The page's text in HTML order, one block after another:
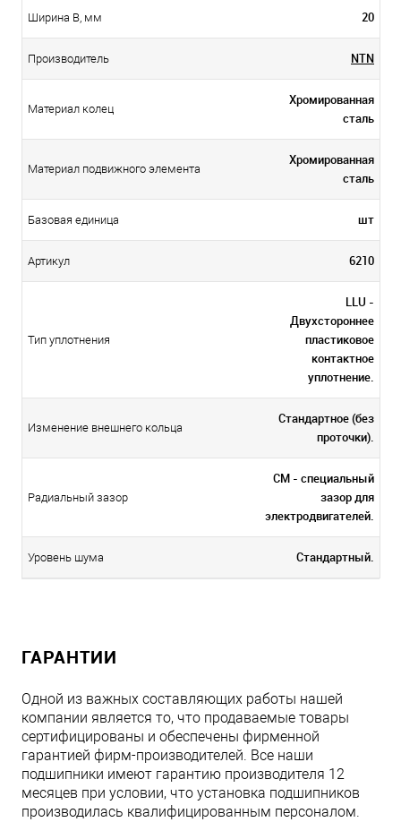
Ширина B, мм 20
Производитель NTN
Материал колец
Хромированная
сталь
Материал подвижного элемента
Хромированная
сталь
Базовая единица шт
Артикул 6210
Тип уплотнения
LLU -
Двухстороннее
пластиковое
контактное
уплотнение.
Изменение внешнего кольца
Стандартное (без
проточки).
Радиальный зазор
CM - специальный
зазор для
электродвигателей.
Уровень шума Стандартный.
ГАРАНТИИ
Одной из важных составляющих работы нашей
компании является то, что продаваемые товары
сертифицированы и обеспечены фирменной
гарантией фирм-производителей. Все наши
подшипники имеют гарантию производителя 12
месяцев при условии, что установка подшипников
производилась квалифицированным персоналом.